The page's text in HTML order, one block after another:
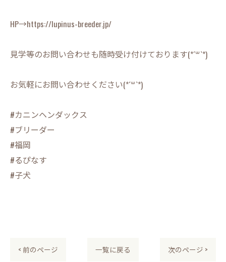
HP→https://lupinus-breeder.jp/
見学等のお問い合わせも随時受け付けております(*´꒳`*)
お気軽にお問い合わせください(*´꒳`*)
#カニンヘンダックス
#ブリーダー
#福岡
#るぴなす
#子犬
< 前のページ 一覧に戻る 次のページ >